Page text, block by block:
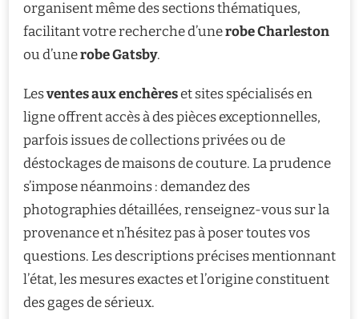
organisent même des sections thématiques,
facilitant votre recherche d’unerobe Charleston
ou d’unerobe Gatsby.
Lesventes aux enchèreset sites spécialisés en
ligne offrent accès à des pièces exceptionnelles,
parfois issues de collections privées ou de
déstockages de maisons de couture. La prudence
s’impose néanmoins : demandez des
photographies détaillées, renseignez-vous sur la
provenance et n’hésitez pas à poser toutes vos
questions. Les descriptions précises mentionnant
l’état, les mesures exactes et l’origine constituent
des gages de sérieux.